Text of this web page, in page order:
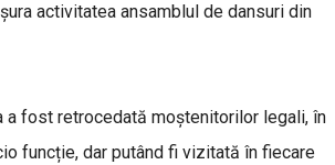
activitatea ansamblul de dansuri din
a fost retrocedată moștenitorilor legali, în
funcție, dar putând fi vizitată în fiecare